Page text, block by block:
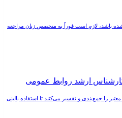
باشد، لازم است فوراً به متخصص زنان مراجعه
ارشد روابط عمومی
معتبر را جمع‌بندی و تفسیر می‌کنند تا استفاده بالینی